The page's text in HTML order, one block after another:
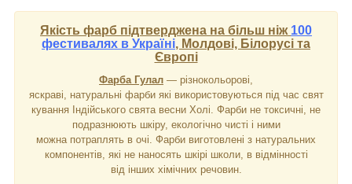
Якість фарб підтверджена на більш ніж 100
фестивалях в Україні, Молдові, Білорусі та
Європі
Фарба Гулал ― різнокольорові,
яскраві, натуральні фарби які використовуються під час свят
кування Індійського свята весни Холі. Фарби не токсичні, не
подразнюють шкіру, екологічно чисті і ними
можна потраплять в очі. Фарби виготовлені з натуральних
компонентів, які не наносять шкірі школи, в відмінності
від інших хімічних речовин.